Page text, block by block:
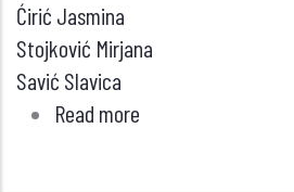
Ćirić Jasmina
Stojković Mirjana
Savić Slavica
Read more